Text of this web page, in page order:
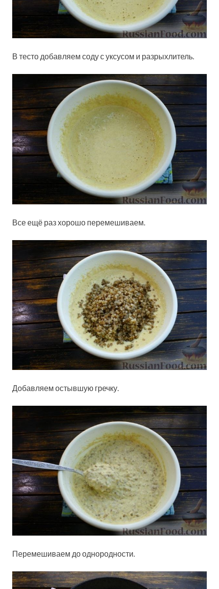
В тесто добавляем соду с уксусом и разрыхлитель.
Все ещё раз хорошо перемешиваем.
Добавляем остывшую гречку.
Перемешиваем до однородности.